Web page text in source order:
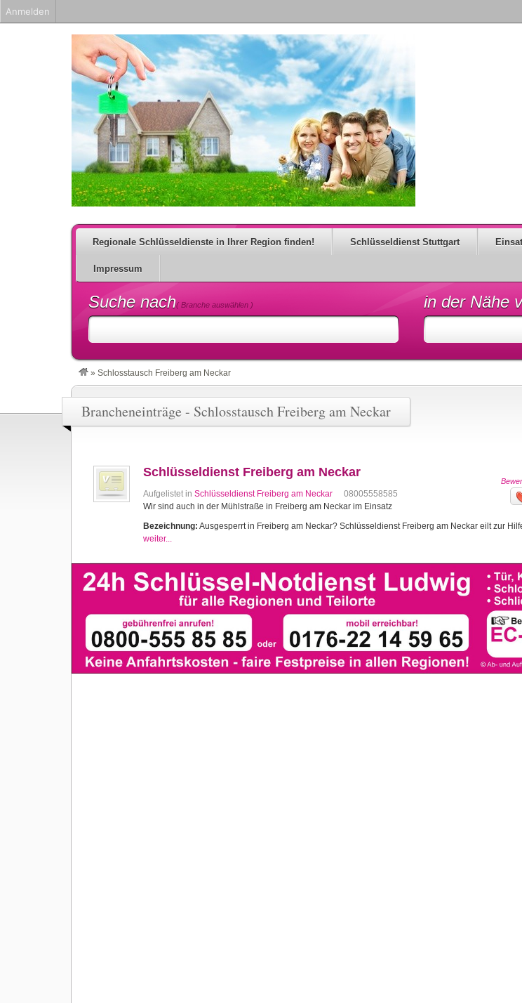
Regionale Schlüsseldienste in Ihrer Region finden! Schlüsseldienst Stuttgart
Impressum
Suche nach( Branche auswählen ) in der Nähe
» Schlosstausch Freiberg am Neckar
Brancheneinträge - Schlosstausch Freiberg am Neckar
Schlüsseldienst Freiberg am Neckar
Aufgelistet in Schlüsseldienst Freiberg am Neckar
08005558585
Wir sind auch in der Mühlstraße in Freiberg am Neckar im Einsatz
Bezeichnung: Ausgesperrt in Freiberg am Neckar? Schlüsseldienst Freiberg am Neckar eilt zur
weiter...
Anmelden